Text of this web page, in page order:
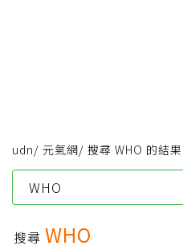
udn/ 元氣網/ 搜尋 WHO 的結果
搜尋 WHO